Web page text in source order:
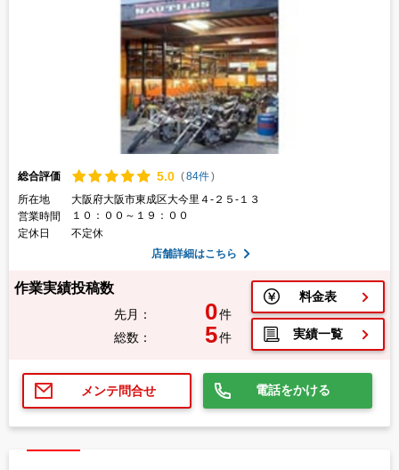
総合評価 5.0 (84件)
所在地
大阪府大阪市東成区大今里４-２５-１３
営業時間
１０：００～１９：００
定休日
不定休
店舗詳細はこちら
作業実績投稿数
先月： 0件
総数：
5件
料金表
実績一覧
メンテ問合せ 電話をかける